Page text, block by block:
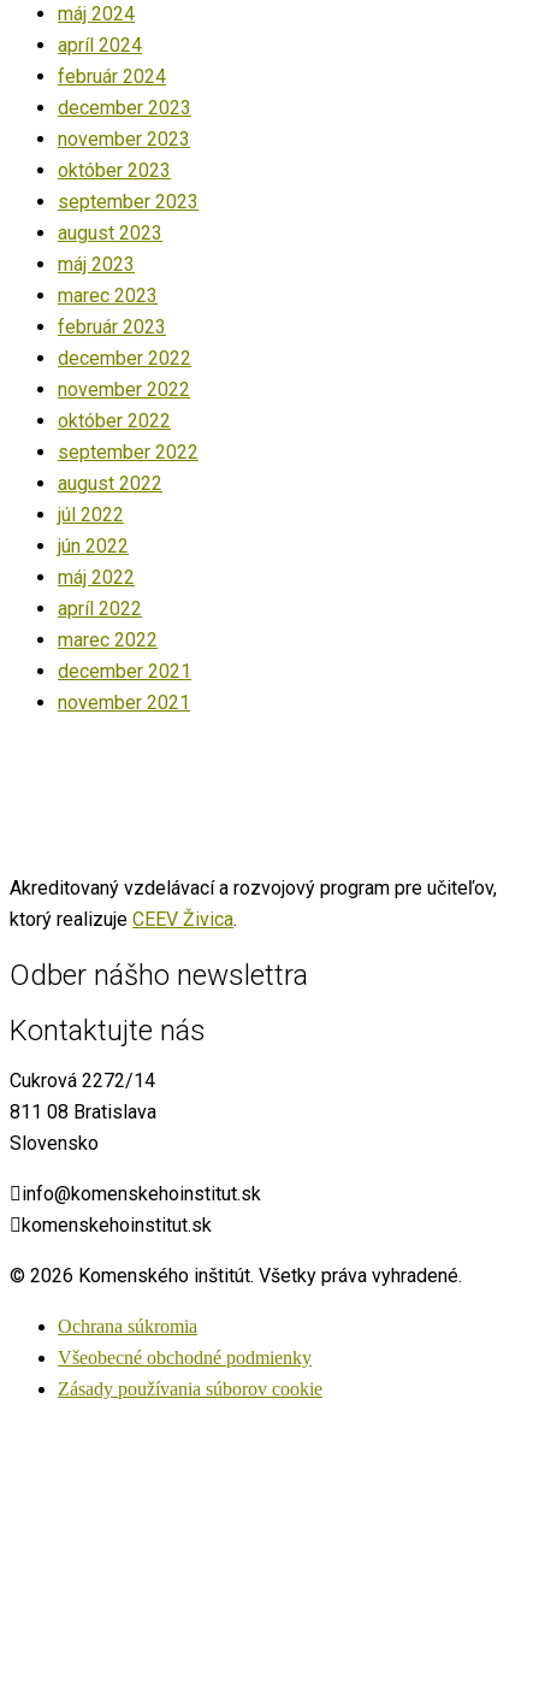
máj 2024
apríl 2024
február 2024
december 2023
november 2023
október 2023
september 2023
august 2023
máj 2023
marec 2023
február 2023
december 2022
november 2022
október 2022
september 2022
august 2022
júl 2022
jún 2022
máj 2022
apríl 2022
marec 2022
december 2021
november 2021
Akreditovaný vzdelávací a rozvojový program pre učiteľov,
ktorý realizuje CEEV Živica.
Odber nášho newslettra
Kontaktujte nás
Cukrová 2272/14
811 08 Bratislava
Slovensko
info@komenskehoinstitut.sk
komenskehoinstitut.sk
© 2026 Komenského inštitút. Všetky práva vyhradené.
Ochrana súkromia
Všeobecné obchodné podmienky
Zásady používania súborov cookie